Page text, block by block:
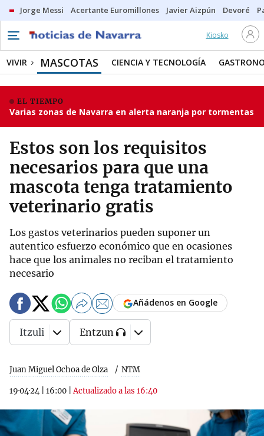
Jorge Messi Acertante Euromillones Javier Aizpún Devoré
Kiosko
VIVIR MASCOTAS CIENCIA Y TECNOLOGÍA
EL TIEMPO
Varias zonas de Navarra en alerta naranja por tormentas
Estos son los requisitos
necesarios para que una
mascota tenga tratamiento
veterinario gratis
Los gastos veterinarios pueden suponer un
autentico esfuerzo económico que en ocasiones
hace que los animales no reciban el tratamiento
necesario
Juan Miguel Ochoa de Olza NTM
19·04·24 16:00 |Actualizado a las 16:40
Añádenos en Google
Itzuli Entzun